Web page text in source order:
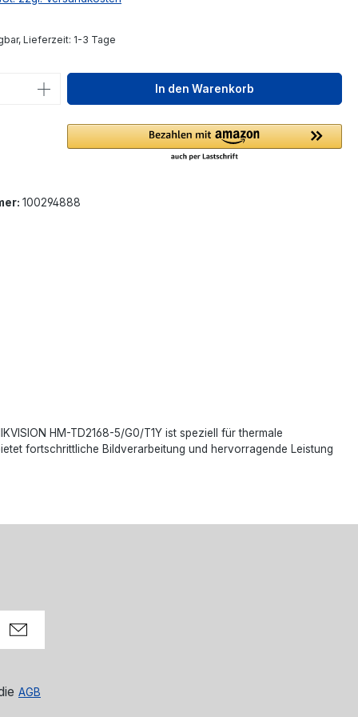
Lieferzeit: 1-3 Tage
Anzahl: Gib den gewünschten Wert
In den Warenkorb
100294888
HM-TD2168-5/G0/T1Y ist speziell für thermale
fortschrittliche Bildverarbeitung und hervorragende Leistung
AGB